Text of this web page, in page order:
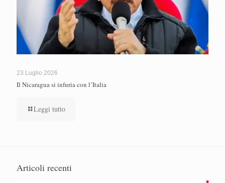
23 Luglio 2026
Il Nicaragua si infuria con l’Italia
Leggi tutto
Articoli recenti